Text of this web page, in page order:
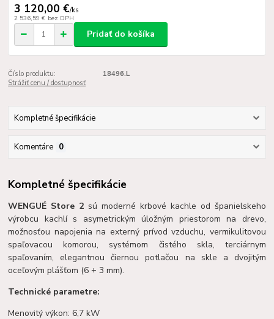
3 120,00 €/ks
2 536,59 € bez DPH
Pridať do košíka
Číslo produktu:
18496.L
Strážiť cenu / dostupnosť
Kompletné špecifikácie
Komentáre 0
Kompletné špecifikácie
WENGUÉ Store 2 sú moderné krbové kachle od španielskeho
výrobcu kachlí s asymetrickým úložným priestorom na drevo,
možnosťou napojenia na externý prívod vzduchu, vermikulitovou
spaľovacou komorou, systémom čistého skla, terciárnym
spaľovaním, elegantnou čiernou potlačou na skle a dvojitým
oceľovým plášťom (6 + 3 mm).
Technické parametre:
Menovitý výkon: 6,7 kW